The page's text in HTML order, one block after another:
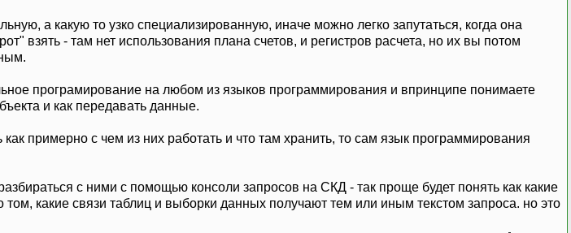
а какую то узко специализированную, иначе можно легко запутаться, когда она
взять - там нет использования плана счетов, и регистров расчета, но их вы потом
програмирование на любом из языков программирования и впринципе понимаете
и как передавать данные.
как примерно с чем из них работать и что там хранить, то сам язык программирования
с ними с помощью консоли запросов на СКД - так проще будет понять как какие
какие связи таблиц и выборки данных получают тем или иным текстом запроса. но это